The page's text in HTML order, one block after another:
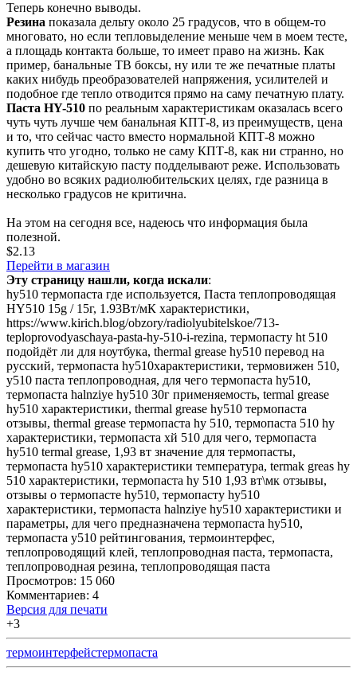
Теперь конечно выводы.
Резина показала дельту около 25 градусов, что в общем-то
многовато, но если тепловыделение меньше чем в моем тесте,
а площадь контакта больше, то имеет право на жизнь. Как
пример, банальные ТВ боксы, ну или те же печатные платы
каких нибудь преобразователей напряжения, усилителей и
подобное где тепло отводится прямо на саму печатную плату.
Паста HY-510 по реальным характеристикам оказалась всего
чуть чуть лучше чем банальная КПТ-8, из преимуществ, цена
и то, что сейчас часто вместо нормальной КПТ-8 можно
купить что угодно, только не саму КПТ-8, как ни странно, но
дешевую китайскую пасту подделывают реже. Использовать
удобно во всяких радиолюбительских целях, где разница в
несколько градусов не критична.
На этом на сегодня все, надеюсь что информация была
полезной.
$2.13
Перейти в магазин
Эту страницу нашли, когда искали:
hy510 термопаста где используется, Паста теплопроводящая
HY510 15g / 15г, 1.93Вт/мК характеристики,
https://www.kirich.blog/obzory/radiolyubitelskoe/713-
teploprovodyaschaya-pasta-hy-510-i-rezina, термопасту ht 510
подойдёт ли для ноутбука, thermal grease hy510 перевод на
русский, термопаста hy510характеристики, термовижен 510,
y510 паста теплопроводная, для чего термопаста hy510,
термопаста halnziye hy510 30г применяемость, termal grease
hy510 характеристики, thermal grease hy510 термопаста
отзывы, thermal grease термопаста hy 510, термопаста 510 hy
характеристики, термопаста хй 510 для чего, термопаста
hy510 termal grease, 1,93 вт значение для термопасты,
термопаста hy510 характеристики температура, termak greas hy
510 характеристики, термопаста hy 510 1,93 вт\мк отзывы,
отзывы о термопасте hy510, термопасту hy510
характеристики, термопаста halnziye hy510 характеристики и
параметры, для чего предназначена термопаста hy510,
термопаста y510 рейтингования, термоинтерфес,
теплопроводящий клей, теплопроводная паста, термопаста,
теплопроводная резина, теплопроводящая паста
Просмотров: 15 060
Комментариев: 4
Версия для печати
+3
термоинтерфейстермопаста